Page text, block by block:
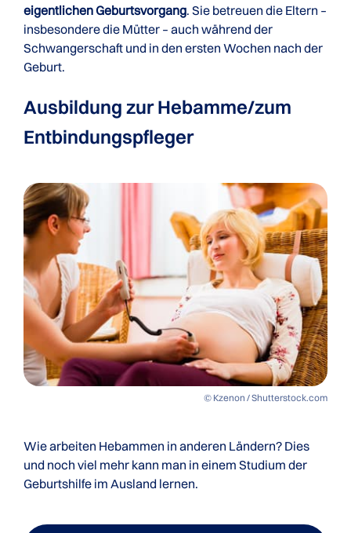
eigentlichen Geburtsvorgang. Sie betreuen die Eltern –
insbesondere die Mütter – auch während der
Schwangerschaft und in den ersten Wochen nach der
Geburt.
Ausbildung zur Hebamme/zum
Entbindungspfleger
© Kzenon / Shutterstock.com
Wie arbeiten Hebammen in anderen Ländern? Dies
und noch viel mehr kann man in einem Studium der
Geburtshilfe im Ausland lernen.